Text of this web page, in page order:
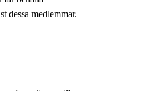
dessa medlemmar.